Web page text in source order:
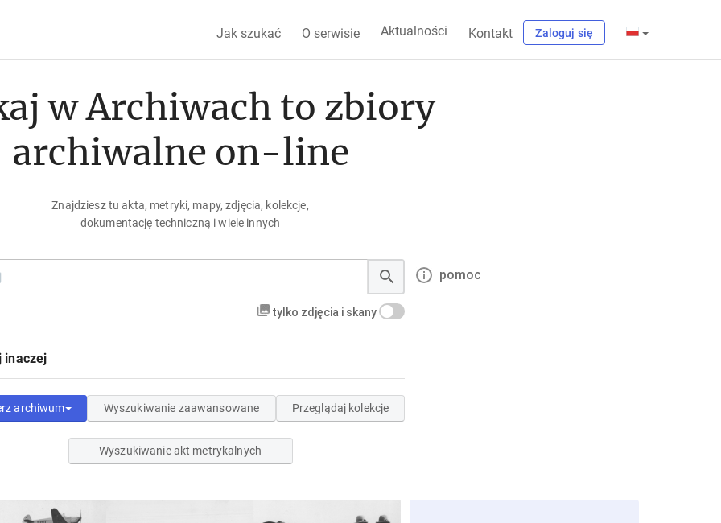
Jak szukać O serwisie Aktualności Kontakt Zaloguj się
w Archiwach to zbiory
archiwalne on-line
Znajdziesz tu akta, metryki, mapy, zdjęcia, kolekcje,
dokumentację techniczną i wiele innych
tylko zdjęcia i skany
pomoc
inaczej
archiwum Wyszukiwanie zaawansowane Przeglądaj kolekcje
Wyszukiwanie akt metrykalnych